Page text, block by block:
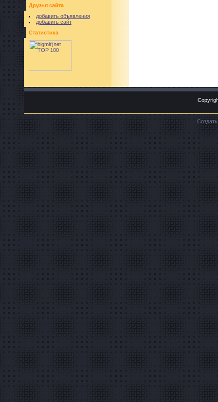
Друзья сайта
добавить объявления
добавить сайт
Статистика